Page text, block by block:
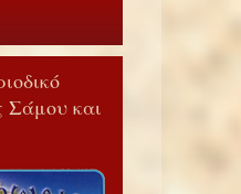
Σάμου και